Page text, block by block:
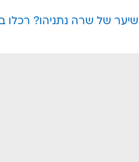
של שרה נתניהו? רכלו